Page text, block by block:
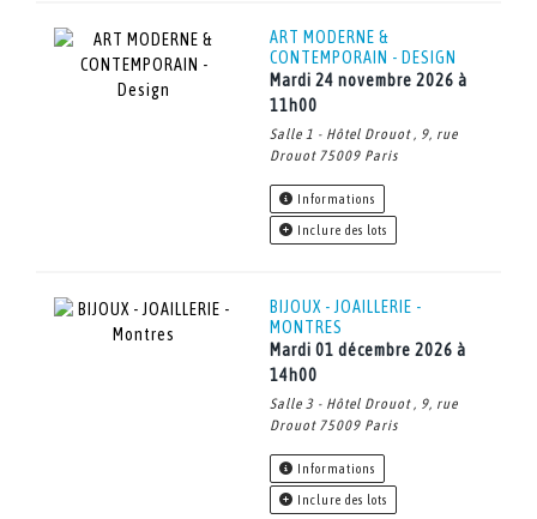
de la peinture métaphysique européenne. Cette puissante
image, très emblématique de l’art de Monteiro, synthétise
l’alliance de la modernité plastique et de son héritage culturel
ART MODERNE &
CONTEMPORAIN - DESIGN
mardi 24 novembre 2026 à
11h00
Salle 1 - Hôtel Drouot , 9, rue
Drouot 75009 Paris
Informations
Inclure des lots
BIJOUX - JOAILLERIE -
MONTRES
mardi 01 décembre 2026 à
14h00
Salle 3 - Hôtel Drouot , 9, rue
Drouot 75009 Paris
Informations
Inclure des lots